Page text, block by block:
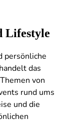
Lifestyle
persönliche
das
von
rund ums
und die